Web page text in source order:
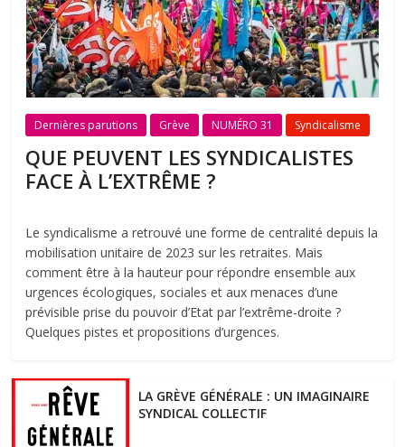
Dernières parutions Grève NUMÉRO 31 Syndicalisme
QUE PEUVENT LES SYNDICALISTES
FACE À L’EXTRÊME ?
Le syndicalisme a retrouvé une forme de centralité depuis la
mobilisation unitaire de 2023 sur les retraites. Mais
comment être à la hauteur pour répondre ensemble aux
urgences écologiques, sociales et aux menaces d’une
prévisible prise du pouvoir d’Etat par l’extrême-droite ?
Quelques pistes et propositions d’urgences.
LA GRÈVE GÉNÉRALE : UN IMAGINAIRE
SYNDICAL COLLECTIF